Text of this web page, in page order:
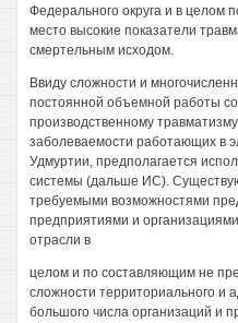
Федерального округа и в целом
место высокие показатели
смертельным исходом.
Ввиду сложности и
постоянной объемной работы
производственному
заболеваемости работающих в
Удмуртии, предполагается
системы (дальше ИС).
требуемыми возможностями
предприятиями и
отрасли в
целом и по составляющим не
сложности территориального и
большого числа организаций и